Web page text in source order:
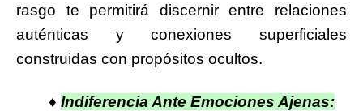
rasgo te permitirá discernir entre relaciones
auténticas y conexiones superficiales
construidas con propósitos ocultos.
♦ Indiferencia Ante Emociones Ajenas: